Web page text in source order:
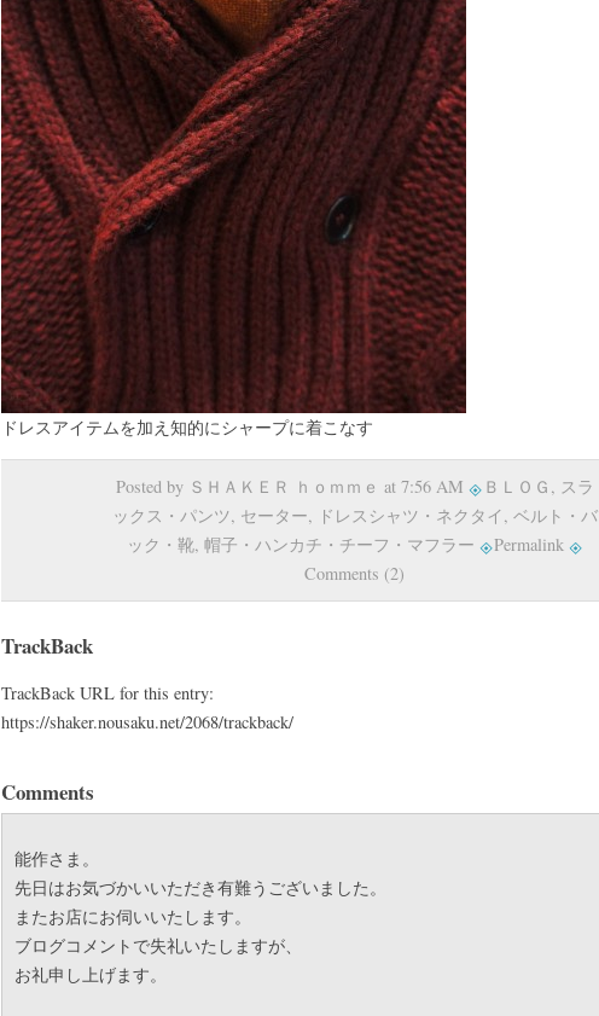
ドレスアイテムを加え知的にシャープに着こなす
Posted by ＳＨＡＫＥＲ ｈｏｍｍｅ at 7:56 AM ＢＬＯＧ , スラ
ックス・パンツ, セーター, ドレスシャツ・ネクタイ, ベルト・バ
ック・靴, 帽子・ハンカチ・チーフ・マフラー
Permalink
Comments (2)
TrackBack
TrackBack URL for this entry:
https://shaker.nousaku.net/2068/trackback/
Comments
能作さま。
先日はお気づかいいただき有難うございました。
またお店にお伺いいたします。
ブログコメントで失礼いたしますが、
お礼申し上げます。